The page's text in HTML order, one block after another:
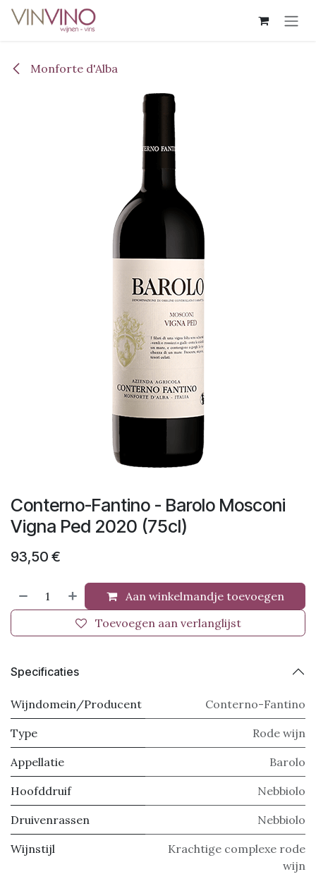
Overslaan naar inhoud
Monforte d'Alba
Conterno-Fantino - Barolo Mosconi
Vigna Ped 2020 (75cl)
93,50 €
Aan winkelmandje toevoegen
Toevoegen aan verlanglijst
Specificaties
Wijndomein/Producent Conterno-Fantino
Type Rode wijn
Appellatie Barolo
Hoofddruif Nebbiolo
Druivenrassen Nebbiolo
Wijnstijl
Krachtige complexe rode
wijn